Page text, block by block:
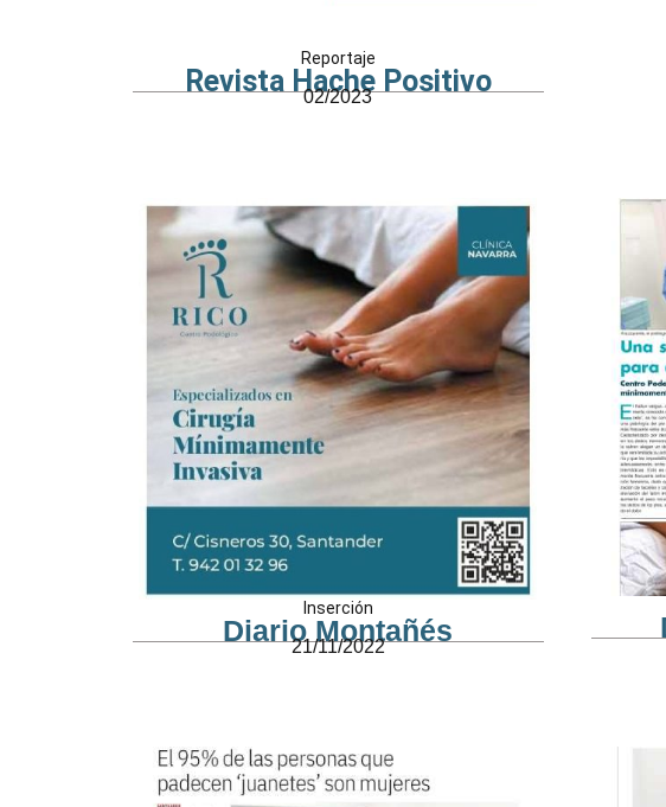
Reportaje
Revista Hache Positivo
02/2023
Inserción
Diario Montañés
21/11/2022